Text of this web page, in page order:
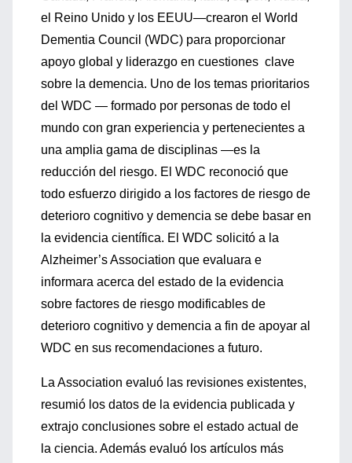
el Reino Unido y los EEUU—crearon el World
Dementia Council (WDC) para proporcionar
apoyo global y liderazgo en cuestiones clave
sobre la demencia. Uno de los temas prioritarios
del WDC — formado por personas de todo el
mundo con gran experiencia y pertenecientes a
una amplia gama de disciplinas —es la
reducción del riesgo. El WDC reconoció que
todo esfuerzo dirigido a los factores de riesgo de
deterioro cognitivo y demencia se debe basar en
la evidencia científica. El WDC solicitó a la
Alzheimer’s Association que evaluara e
informara acerca del estado de la evidencia
sobre factores de riesgo modificables de
deterioro cognitivo y demencia a fin de apoyar al
WDC en sus recomendaciones a futuro.
La Association evaluó las revisiones existentes,
resumió los datos de la evidencia publicada y
extrajo conclusiones sobre el estado actual de
la ciencia. Además evaluó los artículos más